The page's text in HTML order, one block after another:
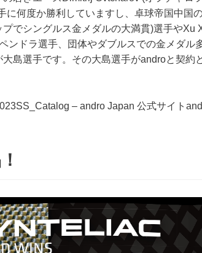
に何度か勝利していますし、卓球帝国中国
でシングルス金メダルの大満貫)選手やXu
ンドラ選手、団体やダブルスでの金メダル
島選手です。その大島選手がandroと契約
– andro Japan 公式サイト